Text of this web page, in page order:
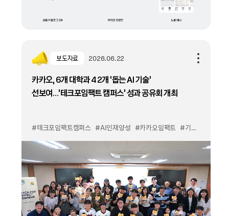
보도자료 2026.06.22
카카오, 6개 대학과 42개 '돕는 AI 기술'
선보여…'테크포임팩트 캠퍼스' 성과 공유회 개최
#테크포임팩트캠퍼스 #AI인재양성 #카카오임팩트 #기술기반사회문제해결